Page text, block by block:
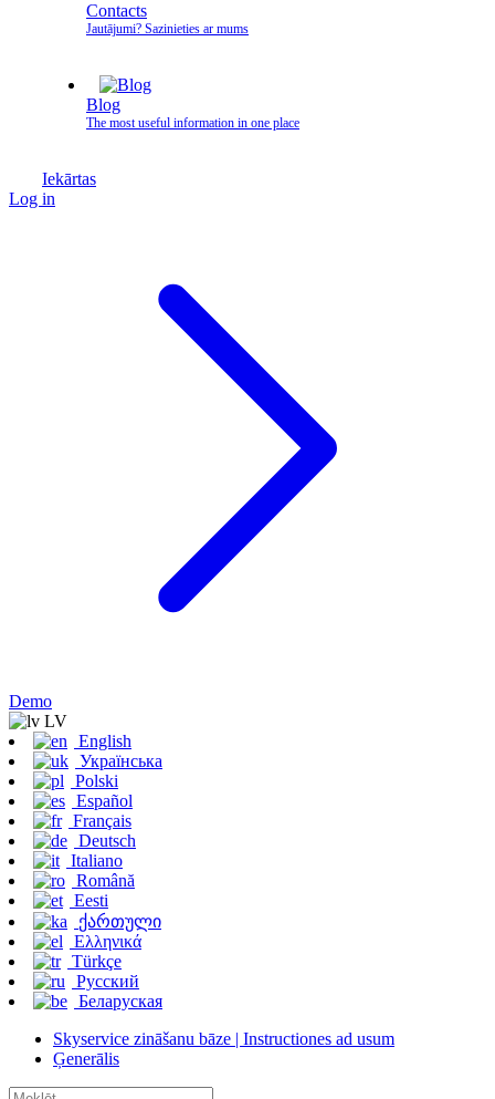
Contacts
Jautājumi? Sazinieties ar mums
Blog
The most useful information in one place
Iekārtas
Log in
Demo
LV
English
Українська
Polski
Español
Français
Deutsch
Italiano
Română
Eesti
ქართული
Ελληνικά
Türkçe
Русский
Беларуская
Skyservice zināšanu bāze | Instructiones ad usum
Ģenerālis